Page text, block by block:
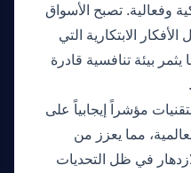
وفعالية. تصبح الأسواق
الأفكار الابتكارية التي
يثمر بيئة تنافسية قادرة
مؤشراً إيجابياً على
مما يعزز من
في ظل التحديات